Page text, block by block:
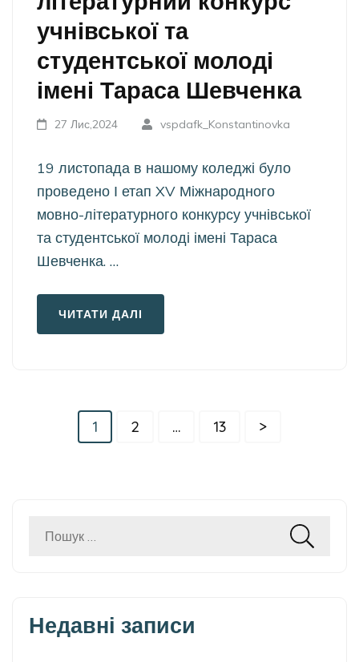
учнівської та
студентської молоді
імені Тараса Шевченка
27 Лис,2024 vspdafk_Konstantinovka
19 листопада в нашому коледжі було
проведено І етап XV Міжнародного
мовно-літературного конкурсу учнівської
та студентської молоді імені Тараса
Шевченка. …
ЧИТАТИ ДАЛІ
Пагінація
записів
Сторінку
1 Сторінку
2 … Сторінку
13 >
Пошук:
Недавні записи